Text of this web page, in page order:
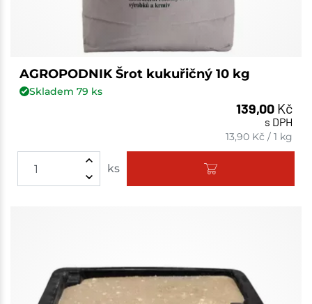
AGROPODNIK Šrot kukuřičný 10 kg
Skladem 79 ks
139,00 Kč
s DPH
13,90 Kč /1 kg
ks